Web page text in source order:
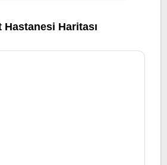
Haritası